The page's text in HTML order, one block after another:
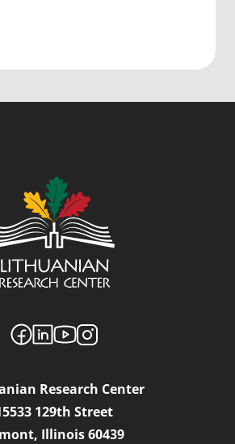
Research Center
129th Street
Illinois 60439